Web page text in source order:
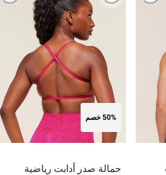
50% خصم
حمالة صدر أدابت رياضية